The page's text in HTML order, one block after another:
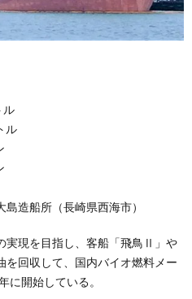
所（長崎県西海市）
実現を目指し、客船「飛鳥Ⅱ」や
回収して、国内バイオ燃料メー
に開始している。